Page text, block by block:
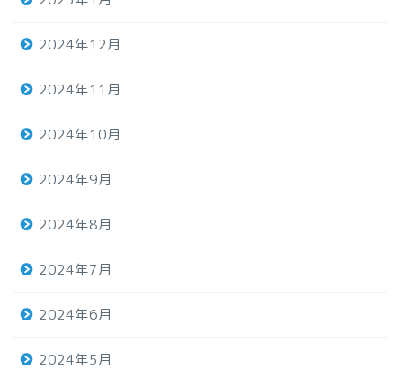
2024年12月
2024年11月
2024年10月
2024年9月
2024年8月
2024年7月
2024年6月
2024年5月